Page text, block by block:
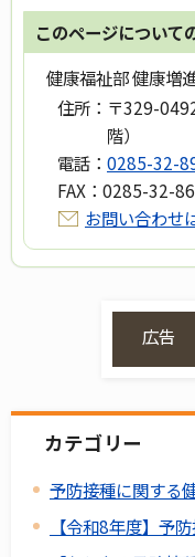
このページについて
健康福祉部 健康増
住所： 〒329-
階）
電話： 0285-32-
FAX： 0285-32-
お問い合わせ
広告
カテゴリー
予防接種に関する
【令和8年度】予